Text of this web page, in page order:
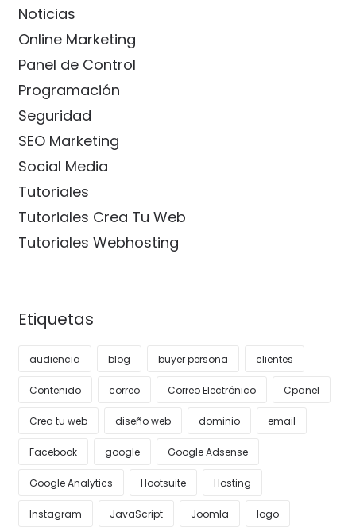
Noticias
Online Marketing
Panel de Control
Programación
Seguridad
SEO Marketing
Social Media
Tutoriales
Tutoriales Crea Tu Web
Tutoriales Webhosting
Etiquetas
audiencia blog buyer persona clientes
Contenido correo Correo Electrónico Cpanel
Crea tu web diseño web dominio email
Facebook google Google Adsense
Google Analytics Hootsuite Hosting
Instagram JavaScript Joomla logo